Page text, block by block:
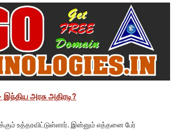
அரசு அதிரடி?
உத்தரவிட்டுள்ளார். இன்னும் எத்தனை பேர்